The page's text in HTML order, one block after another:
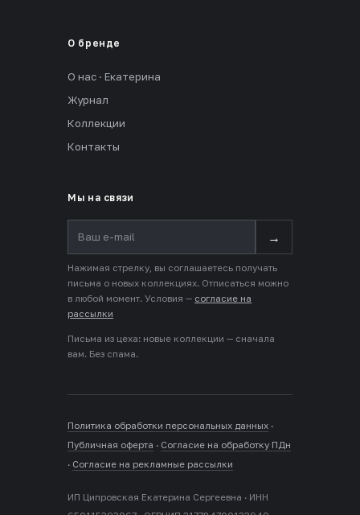
О бренде
О нас · Екатерина
Журнал
Коллекции
Контакты
Мы на связи
→
Нажимая стрелку, вы соглашаетесь получать
письма о новых коллекциях. Отписаться можно
в любой момент. Условия — согласие на
рассылки
Письма из цеха: новые коллекции — сначала
вам. Без спама.
Политика обработки персональных данных ·
Публичная оферта · Согласие на обработку ПДн
· Согласие на рекламные рассылки
ИП Ципровская Екатерина Сергеевна · ИНН